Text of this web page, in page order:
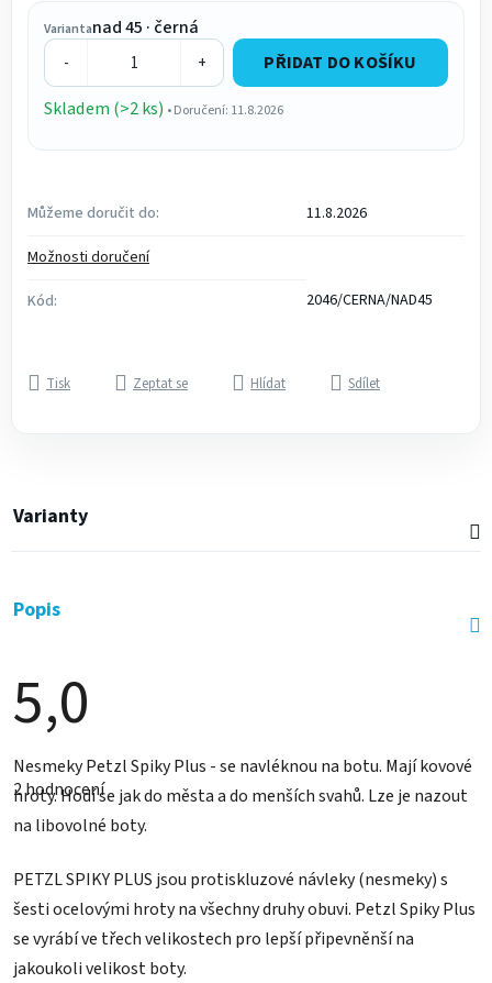
Variantanad 45 · černá
- +
PŘIDAT DO KOŠÍKU
Skladem (>2 ks) • Doručení: 11.8.2026
Můžeme doručit do:
11.8.2026
Možnosti doručení
Kód:
2046/CERNA/NAD45
Tisk Zeptat se Hlídat Sdílet
Varianty
Popis
5,0
Průměrné
hodnocení
produktu
5,0
hvězdiček.
2 hodnocení
Nesmeky Petzl Spiky Plus - se navléknou na botu. Mají kovové
hroty. Hodí se jak do města a do menších svahů. Lze je nazout
na libovolné boty.
PETZL SPIKY PLUS jsou protiskluzové návleky (nesmeky) s
šesti ocelovými hroty na všechny druhy obuvi. Petzl Spiky Plus
se vyrábí ve třech velikostech pro lepší připevněnší na
jakoukoli velikost boty.